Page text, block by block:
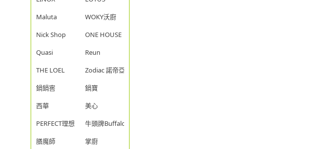
Maluta
WOKY沃廚
Nick Shop
ONE HOUSE
Quasi
Reun
THE LOEL
Zodiac 諾帝亞
鍋鍋窖
鍋寶
西華
美心
PERFECT理想
牛頭牌Buffalo
膳魔師
掌廚